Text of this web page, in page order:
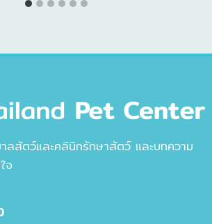
ลสัตว์และคลินิกรักษาสัตว์ และบทความ
จ